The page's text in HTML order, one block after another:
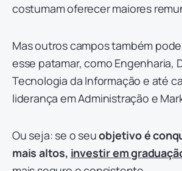
costumam oferecer maiores
Mas outros campos também
esse patamar, como Engenharia,
Tecnologia da Informação e até
liderança em Administração e
Ou seja: se o seuobjetivo é
mais altos, investir em